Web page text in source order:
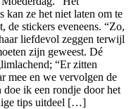
kan ze het niet laten om te
de stickers eveneens. “Zo,
liefdevol zeggen terwijl
zijn geweest. Dé
“Er zitten
mee en we vervolgen de
ik een rondje door het
tips uitdeel […]